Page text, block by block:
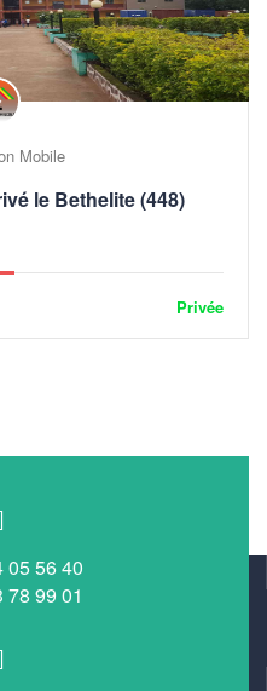
Mobile
le Bethelite (448)
Privée
05 56 40
78 99 01